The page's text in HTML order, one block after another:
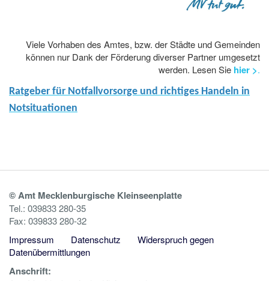
Viele Vorhaben des Amtes, bzw. der Städte und Gemeinden
können nur Dank der Förderung diverser Partner umgesetzt
werden. Lesen Sie hier >.
Ratgeber für Notfallvorsorge und richtiges Handeln in
Notsituationen
© Amt Mecklenburgische Kleinseenplatte
Tel.: 039833 280-35
Fax: 039833 280-32
Impressum
Datenschutz
Widerspruch gegen
Datenübermittlungen
Anschrift: